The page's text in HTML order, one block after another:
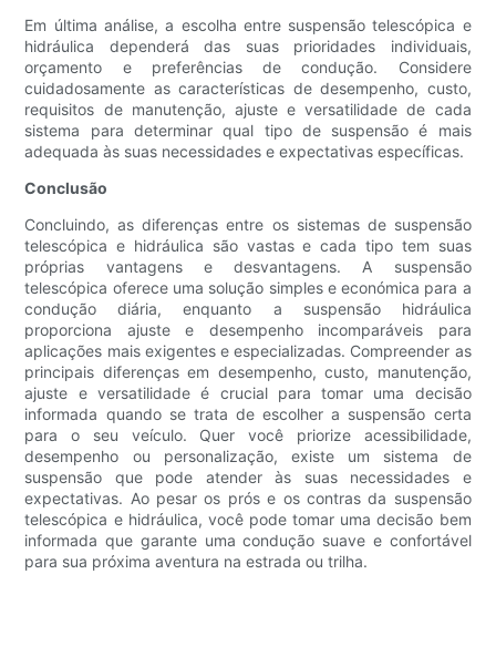
Em última análise, a escolha entre suspensão telescópica e
hidráulica dependerá das suas prioridades individuais,
orçamento e preferências de condução. Considere
cuidadosamente as características de desempenho, custo,
requisitos de manutenção, ajuste e versatilidade de cada
sistema para determinar qual tipo de suspensão é mais
adequada às suas necessidades e expectativas específicas.
Conclusão
Concluindo, as diferenças entre os sistemas de suspensão
telescópica e hidráulica são vastas e cada tipo tem suas
próprias vantagens e desvantagens. A suspensão
telescópica oferece uma solução simples e económica para a
condução diária, enquanto a suspensão hidráulica
proporciona ajuste e desempenho incomparáveis ​​para
aplicações mais exigentes e especializadas. Compreender as
principais diferenças em desempenho, custo, manutenção,
ajuste e versatilidade é crucial para tomar uma decisão
informada quando se trata de escolher a suspensão certa
para o seu veículo. Quer você priorize acessibilidade,
desempenho ou personalização, existe um sistema de
suspensão que pode atender às suas necessidades e
expectativas. Ao pesar os prós e os contras da suspensão
telescópica e hidráulica, você pode tomar uma decisão bem
informada que garante uma condução suave e confortável
para sua próxima aventura na estrada ou trilha.